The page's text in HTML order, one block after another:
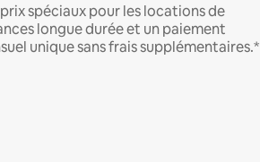
spéciaux pour les locations de
longue durée et un paiement
unique sans frais supplémentaires.*